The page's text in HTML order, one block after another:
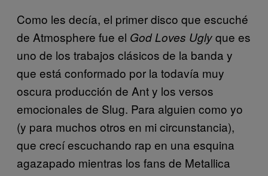
Como les decía, el primer disco que escuché
de Atmosphere fue el God Loves Uglyque es
uno de los trabajos clásicos de la banda y
que está conformado por la todavía muy
oscura producción de Ant y los versos
emocionales de Slug. Para alguien como yo
(y para muchos otros en mi circunstancia),
que crecí escuchando rap en una esquina
agazapado mientras los fans de Metallica